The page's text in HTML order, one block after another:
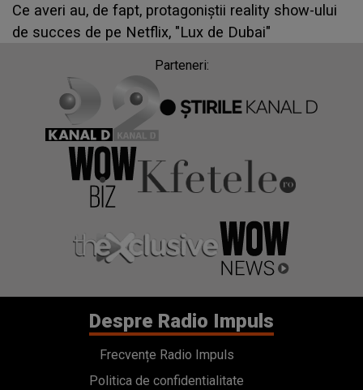
Ce averi au, de fapt, protagoniștii reality show-ului
de succes de pe Netflix, "Lux de Dubai"
Parteneri:
Despre Radio Impuls
Frecvențe Radio Impuls
Politica de confidentialitate